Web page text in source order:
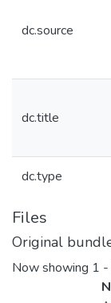
dc.source
dc.title
dc.type
Files
Original
Now showing 1